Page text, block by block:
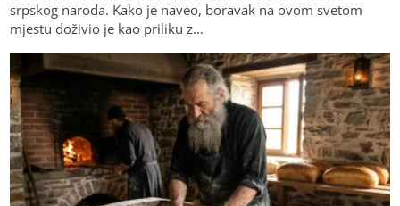
srpskog naroda. Kako je naveo, boravak na ovom svetom
mjestu doživio je kao priliku z…